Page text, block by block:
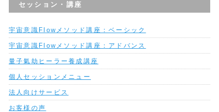
セッション・講座
宇宙意識Flowメソッド講座：ベーシック
宇宙意識Flowメソッド講座：アドバンス
量子氣劫ヒーラー養成講座
個人セッションメニュー
法人向けサービス
お客様の声